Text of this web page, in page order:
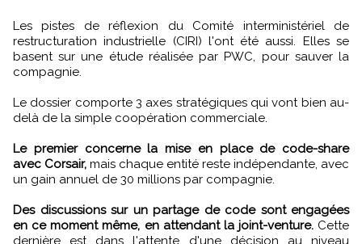
Les pistes de réflexion du Comité interministériel de
restructuration industrielle (CIRI) l'ont été aussi. Elles se
basent sur une étude réalisée par PWC, pour sauver la
compagnie.
Le dossier comporte 3 axes stratégiques qui vont bien au-
delà de la simple coopération commerciale.
Le premier concerne la mise en place de code-share
avec Corsair, mais chaque entité reste indépendante, avec
un gain annuel de 30 millions par compagnie.
Des discussions sur un partage de code sont engagées
en ce moment même, en attendant la joint-venture. Cette
dernière est dans l'attente d'une décision au niveau